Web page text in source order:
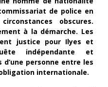
de police en
obscures.
à la démarche. Les
justice pour Ilyes et
indépendante et
personne entre les
internationale.